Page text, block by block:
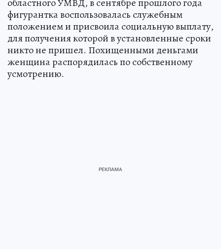
областного УМВД, в сентябре прошлого года
фигурантка воспользовалась служебным
положением и присвоила социальную выплату,
для получения которой в установленные сроки
никто не пришел. Похищенными деньгами
женщина распорядилась по собственному
усмотрению.